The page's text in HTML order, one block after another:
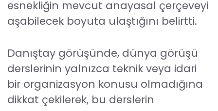
esnekliğin mevcut anayasal çerçeveyi
aşabilecek boyuta ulaştığını belirtti.
Danıştay görüşünde, dünya görüşü
derslerinin yalnızca teknik veya idari
bir organizasyon konusu olmadığına
dikkat çekilerek, bu derslerin